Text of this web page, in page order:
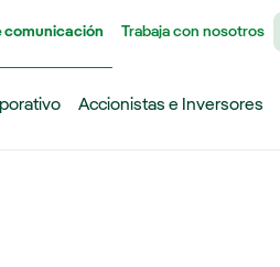
comunicación Trabaja con nosotros
Accionistas e Inversores